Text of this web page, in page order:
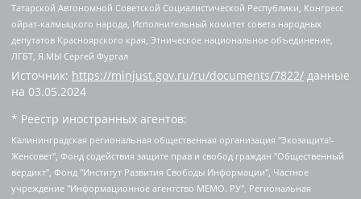
Татарской Автономной Советской Социалистической Республики, Конгресс
ойрат-калмыцкого народа, Исполнительный комитет совета народных
депутатов Красноярского края, Этническое национальное объединение,
ЛГБТ, Я.МЫ Сергей Фургал
Источник: https://minjust.gov.ru/ru/documents/7822/ данные
на 03.05.2024
* Реестр иностранных агентов:
Калининградская региональная общественная организация "Экозащита!-Женсовет", Фонд содействия защите прав и свобод граждан "Общественный вердикт", Фонд "Институт Развития Свободы Информации", Частное учреждение "Информационное агентство МЕМО. РУ", Региональная общественная организация "Общественная комиссия по сохранению наследия академика Сахарова", Фонд поддержки свободы прессы, Санкт-Петербургская общественная правозащитная организация "Гражданский контроль", Межрегиональная общественная организация "Информационно-просветительский центр "Мемориал", Региональный Фонд "Центр Защиты Прав Средств Массовой Информации", с 05.12.2023 Фонд "Центр Защиты Прав Средств массовой информации", Региональная общественная благотворительная организация помощи беженцам и мигрантам "Гражданское содействие", Негосударственное образовательное учреждение дополнительного профессионального образования (повышение квалификации) специалистов "АКАДЕМИЯ ПО ПРАВАМ ЧЕЛОВЕКА", Свердловская региональная общественная организация "Сутяжник", Автономная некоммерческая организация "Центр независимых социологических исследований", Союз общественных объединений "Российский исследовательский центр по правам человека", Региональное общественное учреждение научно-информационный центр "МЕМОРИАЛ", Некоммерческая организация "Фонд защиты гласности", Автономная некоммерческая организация "Институт прав человека", Городская общественная организация "Екатеринбургское общество "МЕМОРИАЛ", Городская общественная организация "Рязанское историко-просветительское и правозащитное общество "Мемориал" (Рязанский Мемориал), Челябинский региональный орган общественной самодеятельности – женское общественное объединение "Женщины Евразии", Челябинский региональный орган общественной самодеятельности "Уральская правозащитная группа", Фонд содействия защите здоровья и социальной справедливости имени Андрея Рылькова, Автономная Некоммерческая Организация "Аналитический Центр Юрия Левады", Автономная некоммерческая организация социальной поддержки населения "Проект Апрель", Региональная общественная организация помощи женщинам и детям, находящимся в кризисной ситуации "Информационно-методический центр "Анна", Фонд содействия развитию массовых коммуникаций и правовому просвещению "Так-так-Так", Фонд содействия устойчивому развитию "Серебряная тайга", Свердловский региональный общественный фонд социальных проектов "Новое время", "Idel.Реалии", Кавказ.Реалии, Крым.Реалии, Телеканал Настоящее Время, Татаро-башкирская служба Радио Свобода (Azatliq Radiosi), Радио Свободная Европа/Радио Свобода (PCE/PC), "Сибирь.Реалии", "Фактограф", Благотворительный фонд помощи осужденным и их семьям, Автономная некоммерческая организация "Институт глобализации и социальных движений", Фонд "В защиту прав заключенных", Частное учреждение "Центр поддержки и содействия развитию средств массовой информации", Пензенский региональный общественный благотворительный фонд "Гражданский союз", "Север.Реалии", Некоммерческая организация Фонд "Правовая инициатива", Общество с ограниченной ответственностью "Радио Свободная Европа/Радио Свобода", Чешское информационное агентство "MEDIUM-ORIENT", Красноярская региональная общественная организация "Мы против СПИДа", Камалягин Денис Николаевич, Маркелов Сергей Евгеньевич, Пономарев Лев Александрович, Савицкая Людмила Алексеевна, Автономная некоммерческая организация "Центр по работе с проблемой насилия "НАСИЛИЮ.НЕТ", Межрегиональный профессиональный союз работников здравоохранения "Альянс врачей", Юридическое лицо, зарегистрированное в Латвийской Республике, SIA "Medusa Project" (регистрационный номер 40103797863, дата регистрации 10.06.2014), Некоммерческая организация "Фонд по борьбе с коррупцией", Автономная некоммерческая организация "Институт права и публичной политики", Баданин Роман Сергеевич, Гликин Максим Александрович, Железнова Мария Михайловна, Лукьянова Юлия Сергеевна, Маетная Елизавета Витальевна, Маняхин Петр Борисович, Чуракова Ольга Владимировна, Ярош Юлия Петровна, Юридическое лицо "The Insider SIA", зарегистрированное в Риге, Латвийская Республика (дата регистрации 26.06.2015), являющееся администратором доменного имени интернет-издания "The Insider SIA", https://theins.ru, Постернак Алексей Евгеньевич, Рубин Михаил Аркадьевич, Анин Роман Александрович, Юридическое лицо Istories fonds, зарегистрированное в Латвийской Республике (регистрационный номер 50008295751, дата регистрации 24.02.2020), Великовский Дмитрий Александрович, Долинина Ирина Николаевна, Мароховская Алеся Алексеевна, Шлейнов Роман Юрьевич, Шмагун Олеся Валентиновна, Общество с ограниченной ответственностью "Альтаир 2021", Общество с ограниченной ответственностью "Вега 2021", Общество с ограниченной ответственностью "Главный редактор 2021", Общество с ограниченной ответственностью "Ромашки монолит", Важенков Артем Валерьевич, Ивановская областная общественная организация "Центр гендерных исследований", Гурман Юрий Альбертович, Медиапроект "ОВД-Инфо", Егоров Владимир Владимирович, Жилинский Владимир Александрович, Общество с ограниченной ответственностью "ЗП", Иванова София Юрьевна, Карезина Инна Павловна, Кильтау Екатерина Викторовна, Петров Алексей Викторович, Пискунов Сергей Евгеньевич, Смирнов Сергей Сергеевич, Тихонов Михаил Сергеевич, Общество с ограниченной ответственностью "ЖУРНАЛИСТ-ИНОСТРАННЫЙ АГЕНТ", Арапова Галина Юрьевна, Вольтская Татьяна Анатольевна, Американская компания "Mason G.E.S. Anonymous Foundation" (США), являющаяся владельцем интернет-издания https://mnews.world/, Компания "Stichting Bellingcat", зарегистрированная в Нидерландах (дата регистрации 11.07.2018), Захаров Андрей Вячеславович, Клепиковская Екатерина Дмитриевна, Общество с ограниченной ответственностью "МЕМО", Перл Роман Александрович, Симонов Евгений Алексеевич, Соловьева Елена Анатольевна, Сотников Даниил Владимирович, Сурначева Елизавета Дмитриевна, Автономная некоммерческая организация по защите прав человека и информированию населения "Якутия – Наше Мнение", Общество с ограниченной ответственностью "Москоу диджитал медиа", с 26.01.2023 Общество с ограниченной ответственностью "Чайка Белые сады", Ветошкина Валерия Валерьевна, Заговора Максим Александрович, Межрегиональное общественное движение "Российская ЛГБТ - сеть", Оленичев Максим Владимирович, Павлов Иван Юрьевич, Скворцова Елена Сергеевна, Общество с ограниченной ответственностью "Как бы инагент", Кочетков Игорь Викторович, Общество с ограниченной ответственностью "Честные выборы", Еланчик Олег Александрович, Общество с ограниченной ответственностью "Нобелевский призыв", Гималова Регина Эмилевна, Григорьев Андрей Валерьевич, Григорьева Алина Александровна, Ассоциация по содействию защите прав призывников, альтернативнослужащих и военнослужащих "Правозащитная группа "Гражданин.Армия.Право", Хисамова Регина Фаритовна, Автономная некоммерческая организация по реализации социально-правовых программ "Лилит", Дальневосточное общественное движение "Маяк", Санкт-Петербургская ЛГБТ-инициативная группа "Выход", Инициативная группа ЛГБТ+ "Реверс", Алексеев Андрей Викторович, Бекбулатова Таисия Львовна, Беляев Иван Михайлович, Владыкина Елена Сергеевна, Гельман Марат Александрович, Никульшина Вероника Юрьевна, Толоконникова Надежда Андреевна, Шендерович Виктор Анатольевич, Общество с ограниченной ответственностью "Данное сообщение", Общество с ограниченной ответственностью Издательский дом "Новая глава", Айнбиндер Александра Александровна, Московский комьюнити-центр для ЛГБТ+инициатив, Благотворительный фонд развития филантропии, Deutsche Welle (Германия, Kurt-Schumacher-Strasse 3, 53113 Bonn), Борзунова Мария Михайловна, Воробьев Виктор Викторович, Голубева Анна Львовна, Константинова Алла Михайловна, Малкова Ирина Владимировна, Мурадов Мурад Абдулгалимович, Осетинская Елизавета Николаевна, Понасенков Евгений Николаевич, Ганапольский Матвей Юрьевич, Киселев Евгений Алексеевич, Борухович Ирина Григорьевна, Дремин Иван Тимофеевич, Дубровский Дмитрий Викторович, Красноярская региональная общественная организация поддержки и развития альтернативных образовательных технологий и межкультурных коммуникаций "ИНТЕРРА", Маяковская Екатерина Алексеевна, Фейгин Марк Захарович, Филимонов Андрей Викторович, Дзугкоева Регина Николаевна, Доброхотов Роман Александрович, Дудь Юрий Александрович, Елкин Сергей Владимирович, Кругликов Кирилл Игоревич, Сабунаева Мария Леонидовна, Семенов Алексей Владимирович, Шаинян Карен Багратович, Шульман Екатерина Михайловна, Асафьев Артур Валерьевич, Вахштайн Виктор Семенович, Венедиктов Алексей Алексеевич, Лушникова Екатерина Евгеньевна, Волков Леонид Михайлович, Невзоров Александр Глебович, Пархоменко Сергей Борисович, Сироткин Ярослав Николаевич, Кара-Мурза Владимир Владимирович, Баранова Наталья Владимировна, Гозман Леонид Яковлевич, Кагарлицкий Борис Юльевич, Климарев Михаил Валерьевич, Милов Владимир Станиславович, Автономная некоммерческая организация Краснодарский центр современного искусства "Типография", Моргенштерн Алишер Тагирович, Соболь Любовь Эдуардовна, Общество с ограниченной ответственностью "ЛИЗА НОРМ", Каспаров Гарри Кимович, Ходорковский Михаил Борисович, Общество с ограниченной ответственностью "Апрельские тезисы", Данилович Ирина Брониславовна, Кашин Олег Владимирович, Петров Николай Владимирович, Пивоваров Алексей Владимирович, Соколов Михаил Владимирович, Цветкова Юлия Владимировна, Чичваркин Евгений Александрович, Комитет против пыток/Команда против пыток, Общество с ограниченной ответственностью "Первый научный", Общество с ограниченной ответственностью "Вертолет и ко", Белоцерковская Вероника Борисовна, Кац Максим Евгеньевич, Лазарева Татьяна Юрьевна, Шаведдинов Руслан Табризович, Яшин Илья Валерьевич, Общество с ограниченной ответственностью "Иноагент ААВ", Алешковский Дмитрий Петрович, Альбац Евгения Марковна, Быков Дмитрий Львович, Галямина Юлия Евгеньевна, Лойко Сергей Леонидович, Мартынов Кирилл Константинович, Медведев Сергей Александрович, Крашенинников Федор Геннадиевич, Гордеева Катерина Вл